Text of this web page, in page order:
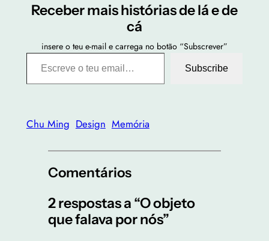
Receber mais histórias de lá e de
cá
insere o teu e-mail e carrega no botão “Subscrever”
Escreve o teu email…
Subscribe
Chu Ming Design Memória
Comentários
2 respostas a “O objeto
que falava por nós”